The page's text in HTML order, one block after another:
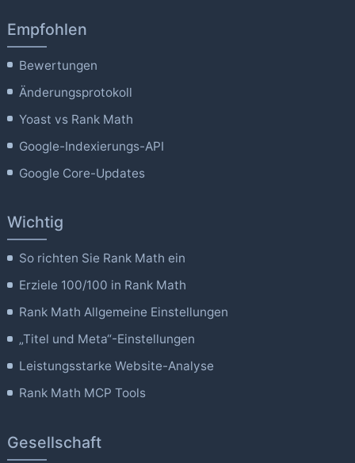
Empfohlen
Bewertungen
Änderungsprotokoll
Yoast vs Rank Math
Google-Indexierungs-API
Google Core-Updates
Wichtig
So richten Sie Rank Math ein
Erziele 100/100 in Rank Math
Rank Math Allgemeine Einstellungen
„Titel und Meta“-Einstellungen
Leistungsstarke Website-Analyse
Rank Math MCP Tools
Gesellschaft